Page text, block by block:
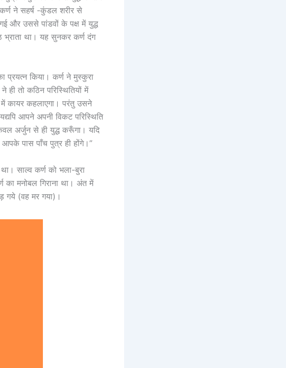
ने सहर्ष -कुंडल शरीर से
और उससे पांडवों के पक्ष में युद्ध
भ्राता था। यह सुनकर कर्ण दंग
किया। कर्ण ने मुस्कुरा
ही तो कठिन परिस्थितियों में
कायर कहलाएगा। परंतु उसने
आपने अपनी विकट परिस्थिति
अर्जुन से ही युद्ध करूँगा। यदि
पास पाँच पुत्र ही होंगे।”
साल्व कर्ण को भला-बुरा
का मनोबल गिराना था। अंत में
गये (वह मर गया)।